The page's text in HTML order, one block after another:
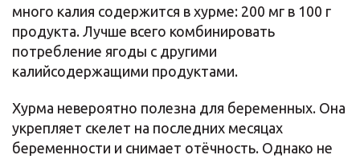
много калия содержится в хурме: 200 мг в 100 г
продукта. Лучше всего комбинировать
потребление ягоды с другими
калийсодержащими продуктами.
Хурма невероятно полезна для беременных. Она
укрепляет скелет на последних месяцах
беременности и снимает отёчность. Однако не